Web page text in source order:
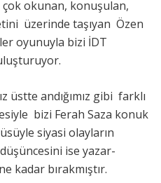
çok okunan, konuşulan,
üzerinde taşıyan Özen
oyunuyla bizi İDT
üstte andığımız gibi farklı
bizi Ferah Saza konuk
siyasi olayların
ise yazar-
kadar bırakmıştır.